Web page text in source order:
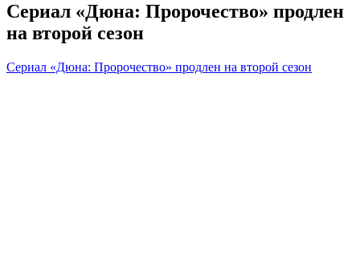
Сериал «Дюна: Пророчество» продлен
на второй сезон
Сериал «Дюна: Пророчество» продлен на второй сезон